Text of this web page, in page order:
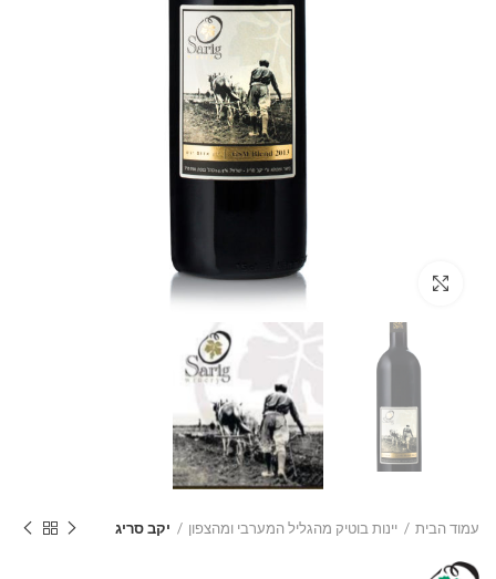
עמוד הבית יינות בוטיק מהגליל המערבי ומהצפון יקב סריג